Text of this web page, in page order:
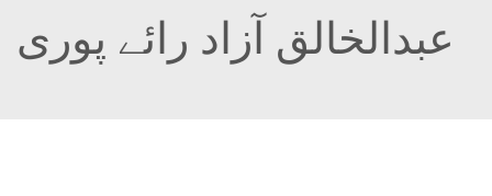
عبدالخالق آزاد رائے پوری